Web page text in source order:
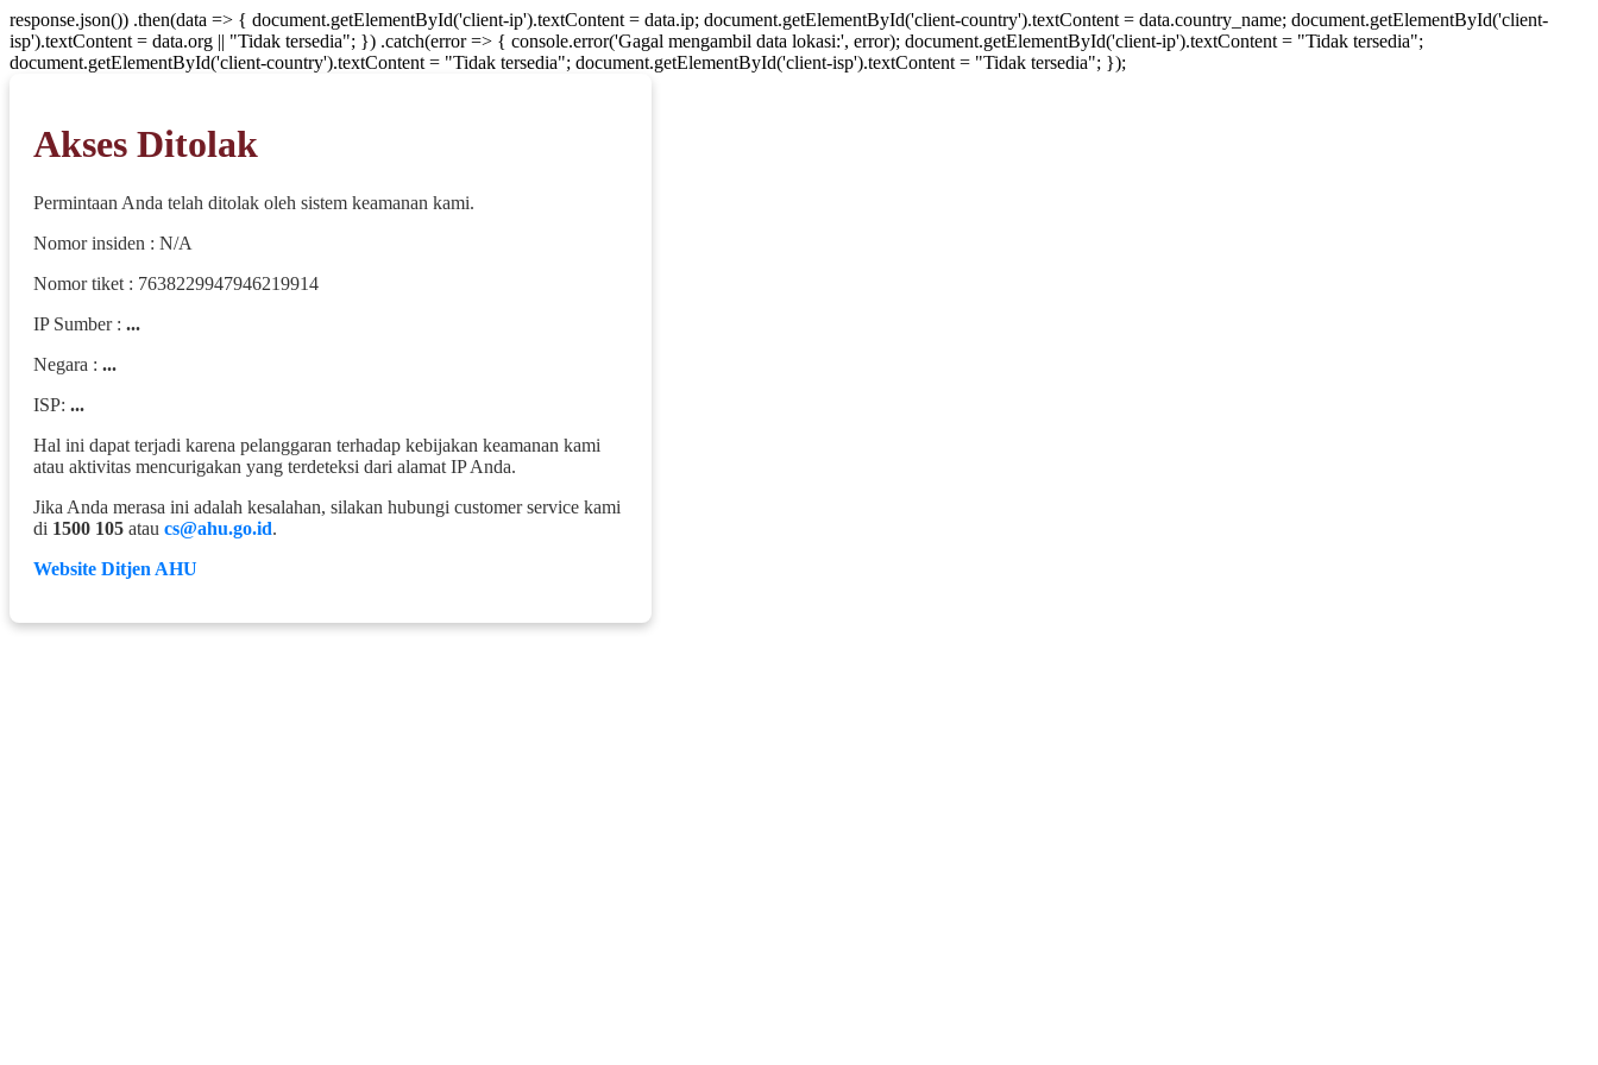
response.json()) .then(data => { document.getElementById('client-ip').textContent = data.ip; document.getElementById('client-country').textContent = data.country_name; document.getElementById('client-
isp').textContent = data.org || "Tidak tersedia"; }) .catch(error => { console.error('Gagal mengambil data lokasi:', error); document.getElementById('client-ip').textContent = "Tidak tersedia";
document.getElementById('client-country').textContent = "Tidak tersedia"; document.getElementById('client-isp').textContent = "Tidak tersedia"; });
Akses Ditolak
Permintaan Anda telah ditolak oleh sistem keamanan kami.
Nomor insiden : N/A
Nomor tiket : 7638229947946219914
IP Sumber : ...
Negara : ...
ISP: ...
Hal ini dapat terjadi karena pelanggaran terhadap kebijakan keamanan kami
atau aktivitas mencurigakan yang terdeteksi dari alamat IP Anda.
Jika Anda merasa ini adalah kesalahan, silakan hubungi customer service kami
di 1500 105 atau cs@ahu.go.id.
Website Ditjen AHU